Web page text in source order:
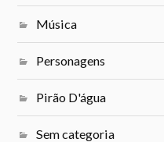
Música
Personagens
Pirão D'água
Sem categoria